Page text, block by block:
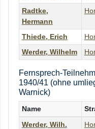
Radtke,
Hermann
Thiede, Erich
Werder, Wilhelm
Fernsprech-
1940/41 (ohne
Warnick)
Name
Werder, Wilh.